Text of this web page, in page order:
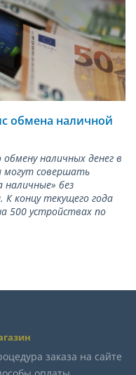
обмена наличной
наличных денег в
могут совершать
наличные» без
концу текущего года
500 устройствах по
заказа на сайте